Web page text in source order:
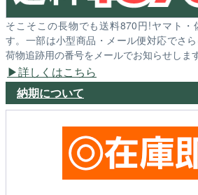
そこそこの長物でも送料870円!ヤマト・
す。一部は小型商品・メール便対応でさ
荷物追跡用の番号をメールでお知らせします
詳しくはこちら
納期について